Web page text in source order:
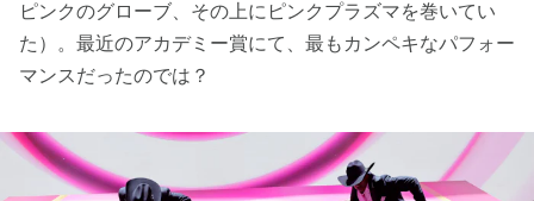
ピンクのグローブ、その上にピンクプラズマを巻いてい
た）。最近のアカデミー賞にて、最もカンペキなパフォー
マンスだったのでは？